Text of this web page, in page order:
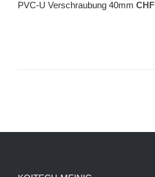
PVC-U Verschraubung 40mm CHF